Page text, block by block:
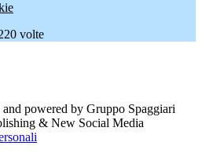
volte
powered by Gruppo Spaggiari
& New Social Media